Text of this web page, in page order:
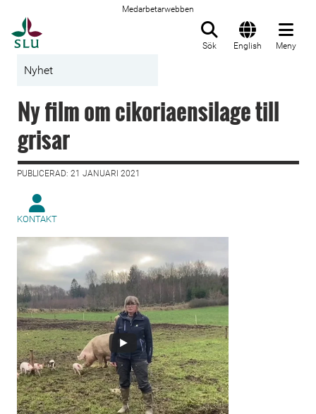
Medarbetarwebben
Sök English Meny
Nyhet
Ny film om cikoriaensilage till
grisar
PUBLICERAD: 21 JANUARI 2021
KONTAKT